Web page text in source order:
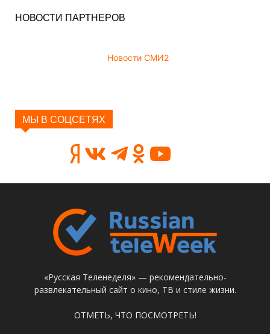
НОВОСТИ ПАРТНЕРОВ
Новости СМИ2
МЫ В СОЦСЕТЯХ
«Русская Теленеделя» — рекомендательно-
развлекательный сайт о кино, ТВ и стиле жизни.
ОТМЕТЬ, ЧТО ПОСМОТРЕТЬ!